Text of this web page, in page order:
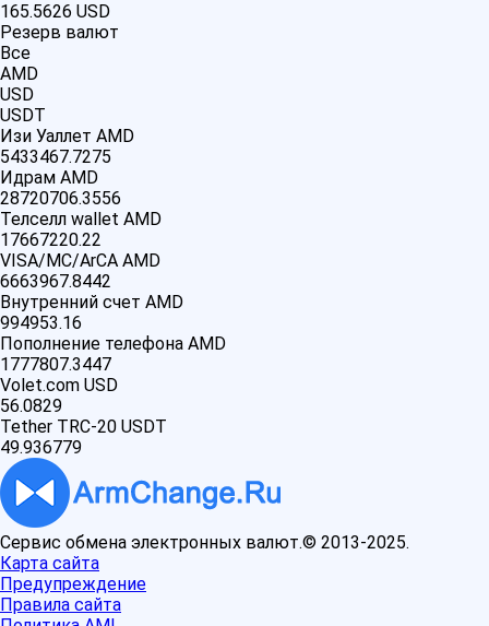
165.5626 USD
Резерв валют
Все
AMD
USD
USDT
Изи Уаллет AMD
5433467.7275
Идрам AMD
28720706.3556
Телселл wallet AMD
17667220.22
VISA/MC/ArCA AMD
6663967.8442
Внутренний счет AMD
994953.16
Пополнение телефона AMD
1777807.3447
Volet.com USD
56.0829
Tether TRC-20 USDT
49.936779
Сервис обмена электронных валют.© 2013-2025.
Карта сайта
Предупреждение
Правила сайта